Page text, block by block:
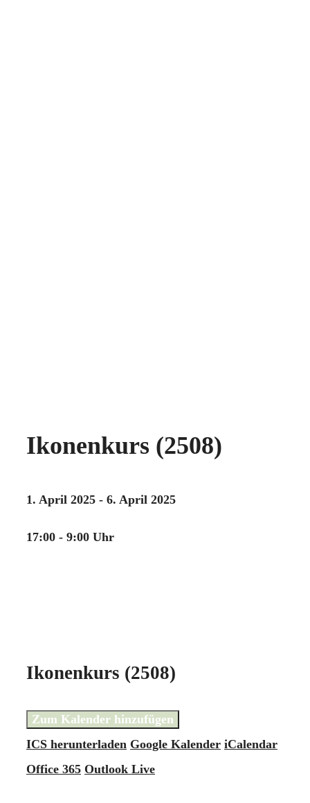
Ikonenkurs (2508)
1. April 2025 - 6. April 2025
17:00 - 9:00 Uhr
Ikonenkurs (2508)
Zum Kalender hinzufügen
ICS herunterladen Google Kalender iCalendar
Office 365 Outlook Live